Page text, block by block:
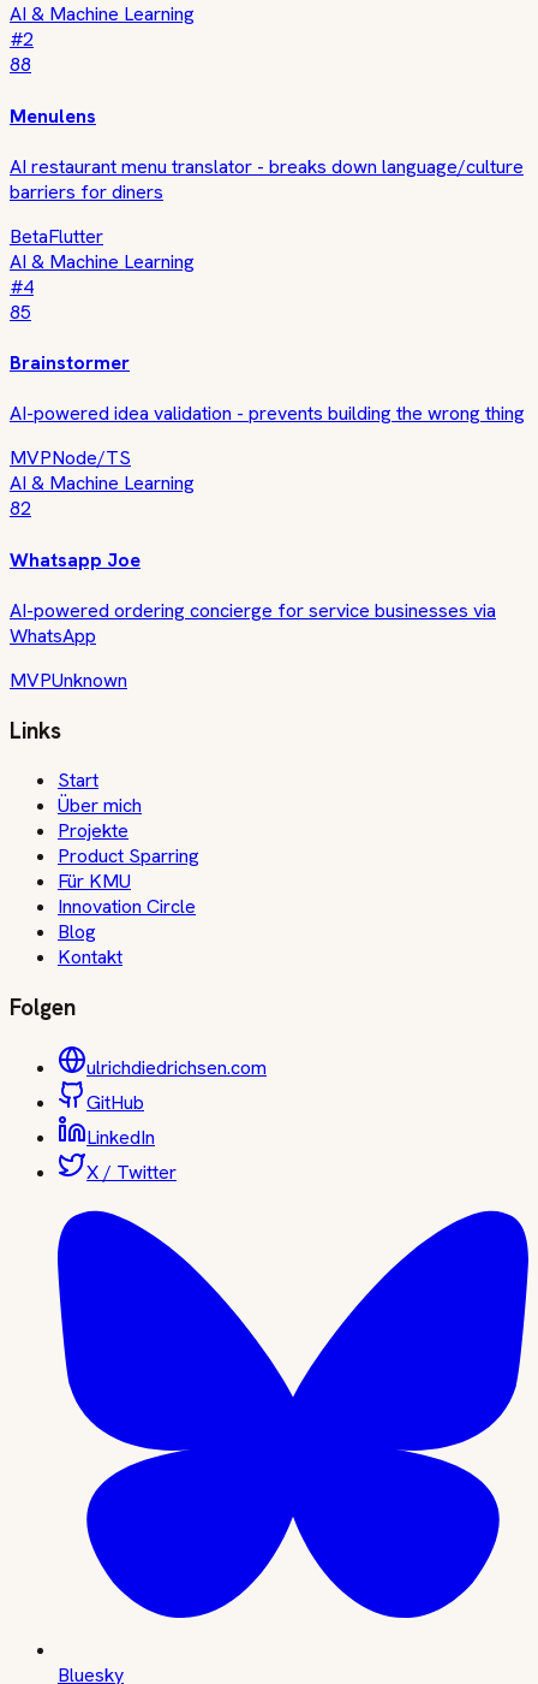
AI & Machine Learning
#2
88
Menulens
AI restaurant menu translator - breaks down language/culture
barriers for diners
BetaFlutter
AI & Machine Learning
#4
85
Brainstormer
AI-powered idea validation - prevents building the wrong thing
MVPNode/TS
AI & Machine Learning
82
Whatsapp Joe
AI-powered ordering concierge for service businesses via
WhatsApp
MVPUnknown
Links
Start
Über mich
Projekte
Product Sparring
Für KMU
Innovation Circle
Blog
Kontakt
Folgen
ulrichdiedrichsen.com
GitHub
LinkedIn
X / Twitter
Bluesky